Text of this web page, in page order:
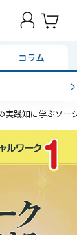
コラム
実践知に学ぶソ